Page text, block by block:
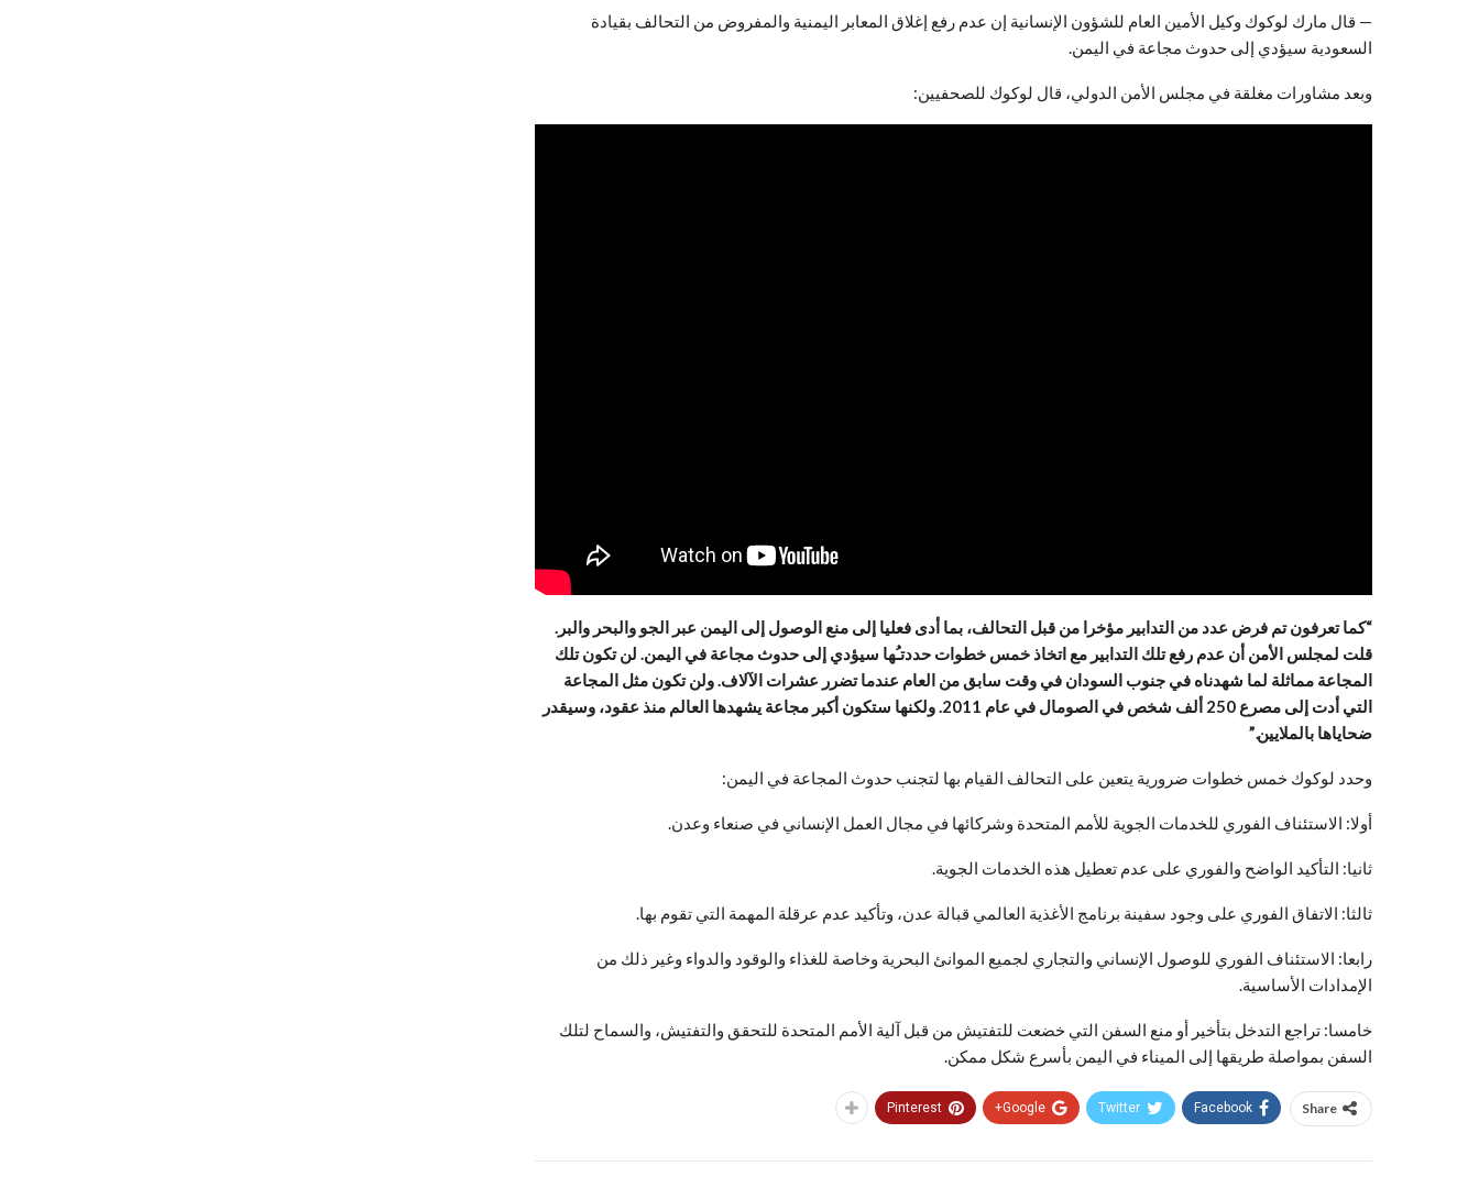
— قال مارك لوكوك وكيل الأمين العام للشؤون الإنسانية إن عدم رفع إغلاق المعابر اليمنية والمفروض من التحالف بقيادة
السعودية سيؤدي إلى حدوث مجاعة في اليمن.
وبعد مشاورات مغلقة في مجلس الأمن الدولي، قال لوكوك للصحفيين:
“كما تعرفون تم فرض عدد من التدابير مؤخرا من قبل التحالف، بما أدى فعليا إلى منع الوصول إلى اليمن عبر الجو والبحر والبر.
قلت لمجلس الأمن أن عدم رفع تلك التدابير مع اتخاذ خمس خطوات حددتـُها سيؤدي إلى حدوث مجاعة في اليمن. لن تكون تلك
المجاعة مماثلة لما شهدناه في جنوب السودان في وقت سابق من العام عندما تضرر عشرات الآلاف. ولن تكون مثل المجاعة
التي أدت إلى مصرع 250 ألف شخص في الصومال في عام 2011. ولكنها ستكون أكبر مجاعة يشهدها العالم منذ عقود، وسيقدر
ضحاياها بالملايين.”
وحدد لوكوك خمس خطوات ضرورية يتعين على التحالف القيام بها لتجنب حدوث المجاعة في اليمن:
أولا: الاستئناف الفوري للخدمات الجوية للأمم المتحدة وشركائها في مجال العمل الإنساني في صنعاء وعدن.
ثانيا: التأكيد الواضح والفوري على عدم تعطيل هذه الخدمات الجوية.
ثالثا: الاتفاق الفوري على وجود سفينة برنامج الأغذية العالمي قبالة عدن، وتأكيد عدم عرقلة المهمة التي تقوم بها.
رابعا: الاستئناف الفوري للوصول الإنساني والتجاري لجميع الموانئ البحرية وخاصة للغذاء والوقود والدواء وغير ذلك من
الإمدادات الأساسية.
خامسا: تراجع التدخل بتأخير أو منع السفن التي خضعت للتفتيش من قبل آلية الأمم المتحدة للتحقق والتفتيش، والسماح لتلك
السفن بمواصلة طريقها إلى الميناء في اليمن بأسرع شكل ممكن.
Share
Facebook
Twitter
Google+
Pinterest